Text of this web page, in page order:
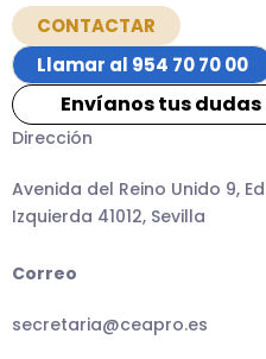
CONTACTAR
Llamar al 954 70 70 00
Envíanos tus dudas
Dirección
Avenida del Reino Unido 9,
Izquierda 41012, Sevilla
Correo
secretaria@ceapro.es